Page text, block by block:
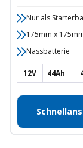
Nur als
175mm x
Nassbatterie
12V 44Ah